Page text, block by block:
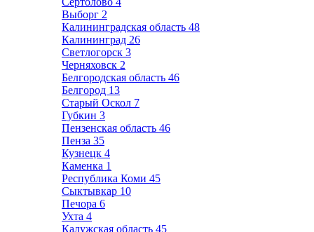
Выборг 2
Калининградская область 48
Калининград 26
Светлогорск 3
Черняховск 2
Белгородская область 46
Белгород 13
Старый Оскол 7
Губкин 3
Пензенская область 46
Пенза 35
Кузнецк 4
Каменка 1
Республика Коми 45
Сыктывкар 10
Печора 6
Ухта 4
Калужская область 45